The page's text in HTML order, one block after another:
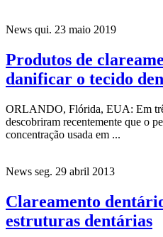
News qui. 23 maio 2019
Produtos de
danificar o tecido
ORLANDO, Flórida, EUA: Em
descobriram recentemente que o
concentração usada em ...
News seg. 29 abril 2013
Clareamento
estruturas dentárias